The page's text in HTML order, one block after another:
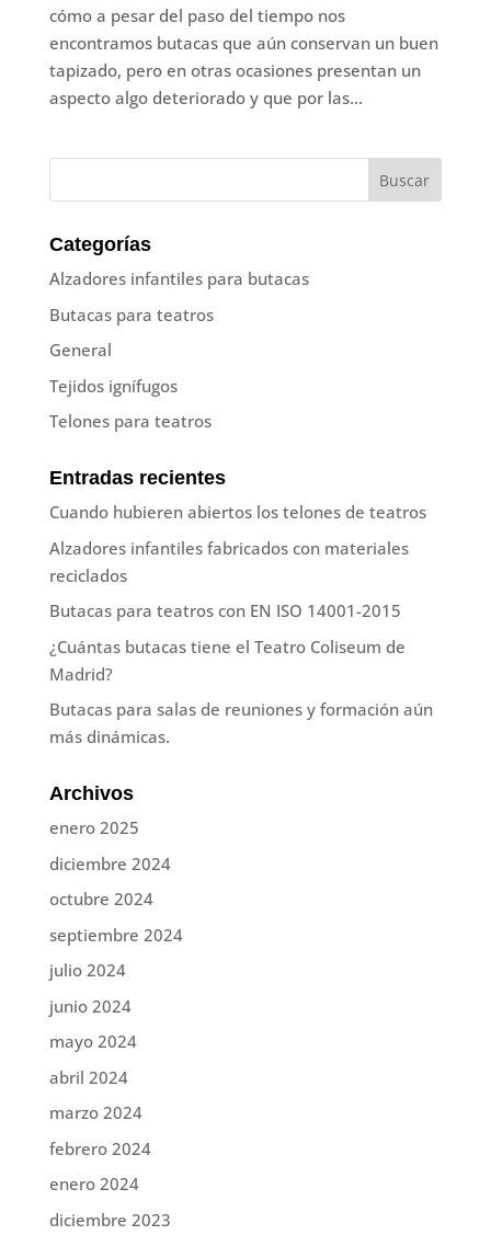
cómo a pesar del paso del tiempo nos
encontramos butacas que aún conservan un buen
tapizado, pero en otras ocasiones presentan un
aspecto algo deteriorado y que por las...
Categorías
Alzadores infantiles para butacas
Butacas para teatros
General
Tejidos ignífugos
Telones para teatros
Entradas recientes
Cuando hubieren abiertos los telones de teatros
Alzadores infantiles fabricados con materiales
reciclados
Butacas para teatros con EN ISO 14001-2015
¿Cuántas butacas tiene el Teatro Coliseum de
Madrid?
Butacas para salas de reuniones y formación aún
más dinámicas.
Archivos
enero 2025
diciembre 2024
octubre 2024
septiembre 2024
julio 2024
junio 2024
mayo 2024
abril 2024
marzo 2024
febrero 2024
enero 2024
diciembre 2023